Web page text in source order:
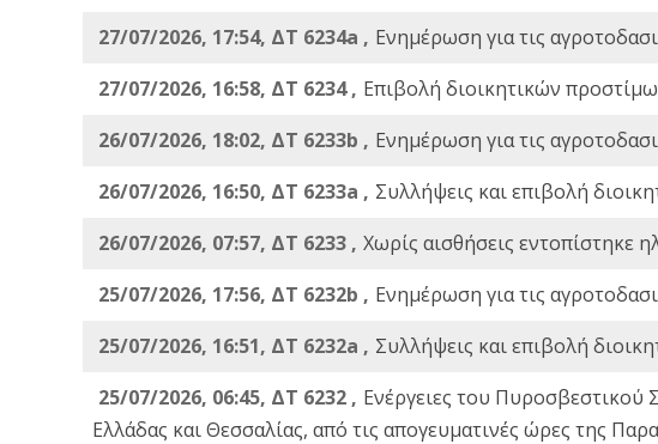
27/07/2026, 17:54, ΔΤ 6234a , Ενημέρωση για τις
27/07/2026, 16:58, ΔΤ 6234 , Eπιβολή διοικητικών
26/07/2026, 18:02, ΔΤ 6233b , Ενημέρωση για τις
26/07/2026, 16:50, ΔΤ 6233a , Συλλήψεις και επιβολή
26/07/2026, 07:57, ΔΤ 6233 , Χωρίς αισθήσεις εντοπίστηκε
25/07/2026, 17:56, ΔΤ 6232b , Ενημέρωση για τις
25/07/2026, 16:51, ΔΤ 6232a , Συλλήψεις και επιβολή
25/07/2026, 06:45, ΔΤ 6232 , Ενέργειες του Πυροσβεστικού
Ελλάδας και Θεσσαλίας, από τις απογευματινές ώρες της